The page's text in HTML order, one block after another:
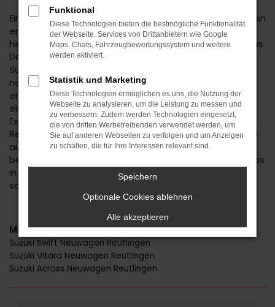
Ein Suzuki Neuwagen genießt in der Automobilwelt einen
erstklassigen Ruf. Einer der Gründe hierfür liegt in der
herausragenden Qualität des Hersteller, doch auch das
Design kann sich sehen lassen. Wenn Sie mit einem
Suzuki Neuwagen durch Reutlingen fahren, sind Ihnen
neugierige Blicke sicher. Ein automobiles Highlight
erwartet Sie und wird Ihnen beim Autohaus Daub zu
einem überaus günstigen Preis angeboten. Wir sind
Experten für Suzuki Neuwagen und seit vielen Jahren in
Reutlingen und Umgebung bekannt. Mit uns setzen Sie
auf Erfahrung, exzellentes Know-how und die
besondere Vertrauenswürdigkeit eines Familienbetriebs
in der zweiten Generation. Gerne beraten wir Sie –
sowohl persönlich als auch via Telefon oder digital.
Modelle
Suzuki Swift Neuwagen Reutlingen
Suzuki Vitara Neuwagen Reutlingen
Suzuki Across Neuwagen Reutlingen
Funktional
Diese Technologien bieten die bestmögliche Funktionalität
der Webseite. Services von Drittanbietern wie Google
Maps, Chats, Fahrzeugbewertungssystem und weitere
werden aktiviert.
Statistik und Marketing
Diese Technologien ermöglichen es uns, die Nutzung der
Webseite zu analysieren, um die Leistung zu messen und
zu verbessern. Zudem werden Technologien eingesetzt,
die von dritten Werbetreibenden verwendet werden, um
Sie auf anderen Webseiten zu verfolgen und um Anzeigen
zu schalten, die für Ihre Interessen relevant sind.
Speichern
Optionale Cookies ablehnen
Alle akzeptieren